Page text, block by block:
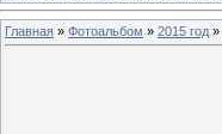
Главная » Фотоальбом » 2015 год »